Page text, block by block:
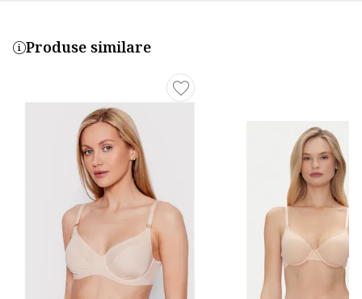
Produse similare